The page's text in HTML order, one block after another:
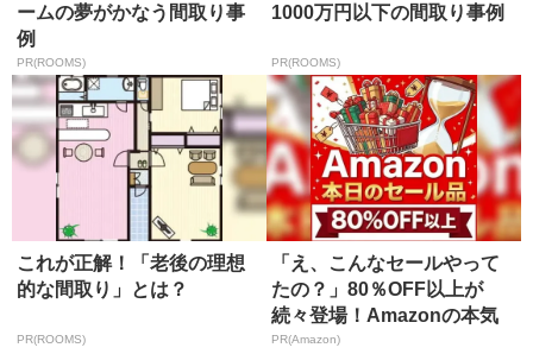
ームの夢がかなう間取り事
例
PR(ROOMS)
1000万円以下の間取り事例
PR(ROOMS)
これが正解！「老後の理想
的な間取り」とは？
PR(ROOMS)
「え、こんなセールやって
たの？」80％OFF以上が
続々登場！Amazonの本気
が...
PR(Amazon)